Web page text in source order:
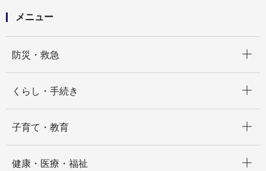
メニュー
防災・救急
くらし・手続き
子育て・教育
健康・医療・福祉